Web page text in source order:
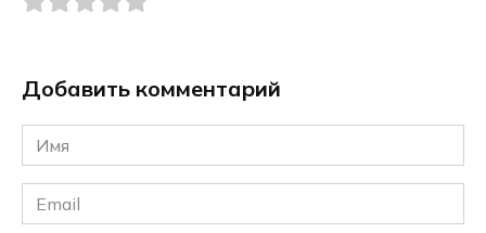
Добавить комментарий
Имя
*
Email
*